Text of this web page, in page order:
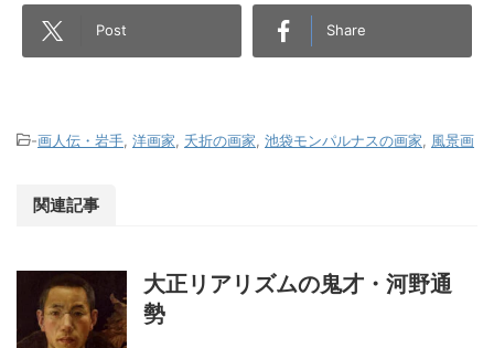
Post Share
-画人伝・岩手 洋画家 夭折の画家 池袋モンパルナスの画家 風景画
関連記事
大正リアリズムの鬼才・河野通
勢